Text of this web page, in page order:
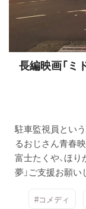
長編映画「ミ
駐車監視員とい
るおじさん青春
富士たくや、ほ
夢」ご支援お願い
#コメディ